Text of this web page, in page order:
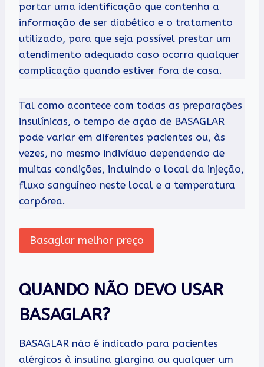
portar uma identificação que contenha a
informação de ser diabético e o tratamento
utilizado, para que seja possível prestar um
atendimento adequado caso ocorra qualquer
complicação quando estiver fora de casa.
Tal como acontece com todas as preparações
insulínicas, o tempo de ação de BASAGLAR
pode variar em diferentes pacientes ou, às
vezes, no mesmo indivíduo dependendo de
muitas condições, incluindo o local da injeção,
fluxo sanguíneo neste local e a temperatura
corpórea.
Basaglar melhor preço
QUANDO NÃO DEVO USAR
BASAGLAR?
BASAGLAR não é indicado para pacientes
alérgicos à insulina glargina ou qualquer um